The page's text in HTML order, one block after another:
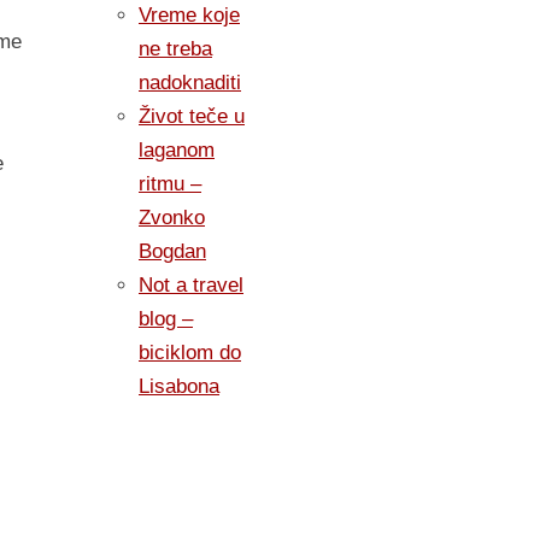
Vreme koje
ne treba
nadoknaditi
Život teče u
laganom
ritmu –
Zvonko
Bogdan
Not a travel
blog –
biciklom do
Lisabona